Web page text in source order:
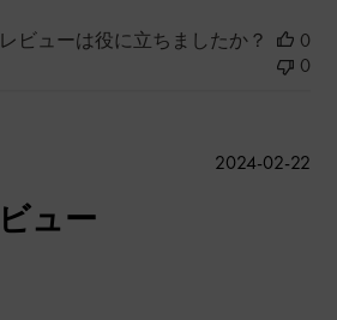
ビューは役に立ちましたか？
0
0
ュー
公
2024-02-22